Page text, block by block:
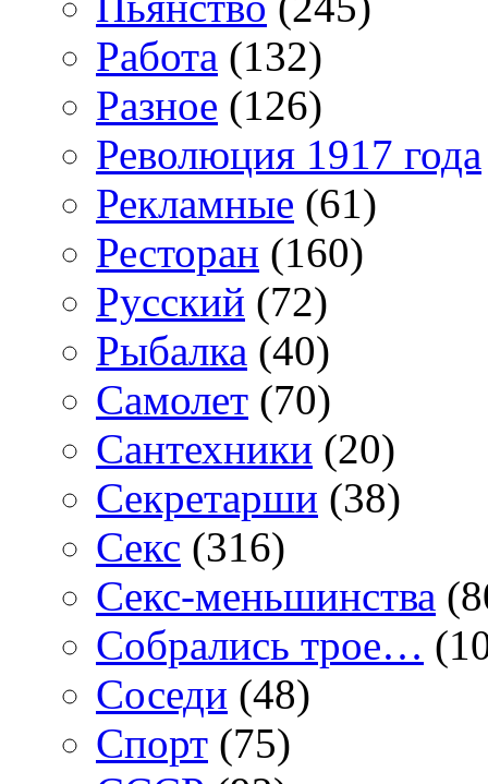
Работа (132)
Разное (126)
Революция 1917 года
Рекламные (61)
Ресторан (160)
Русский (72)
Рыбалка (40)
Самолет (70)
Сантехники (20)
Секретарши (38)
Секс (316)
Секс-меньшинства
Собрались трое…
Соседи (48)
Спорт (75)